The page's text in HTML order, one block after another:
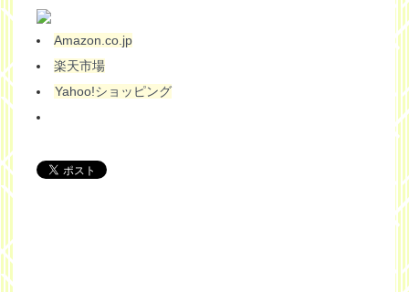
Amazon.co.jp
楽天市場
Yahoo!ショッピング